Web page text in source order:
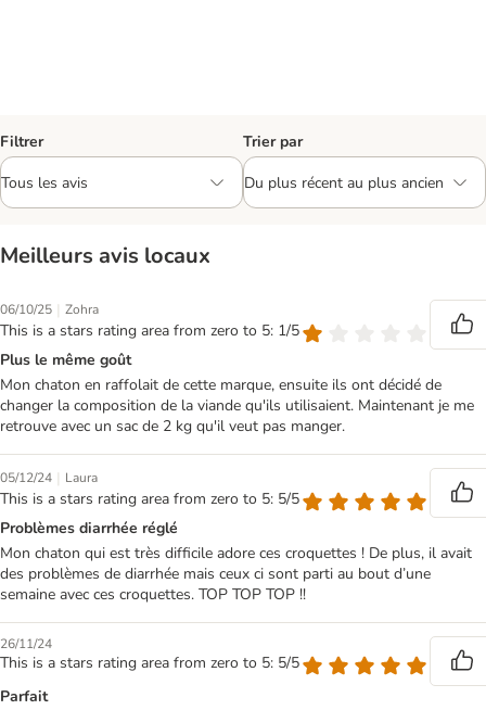
Filtrer Trier par
Meilleurs avis locaux
06/10/25 | Zohra
This is a stars rating area from zero to 5: 1/5
Plus le même goût
Mon chaton en raffolait de cette marque, ensuite ils ont décidé de
changer la composition de la viande qu'ils utilisaient. Maintenant je me
retrouve avec un sac de 2 kg qu'il veut pas manger.
05/12/24 | Laura
This is a stars rating area from zero to 5: 5/5
Problèmes diarrhée réglé
Mon chaton qui est très difficile adore ces croquettes ! De plus, il avait
des problèmes de diarrhée mais ceux ci sont parti au bout d’une
semaine avec ces croquettes. TOP TOP TOP !!
26/11/24
This is a stars rating area from zero to 5: 5/5
Parfait